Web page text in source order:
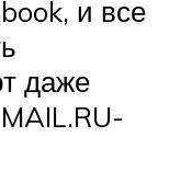
и все
даже